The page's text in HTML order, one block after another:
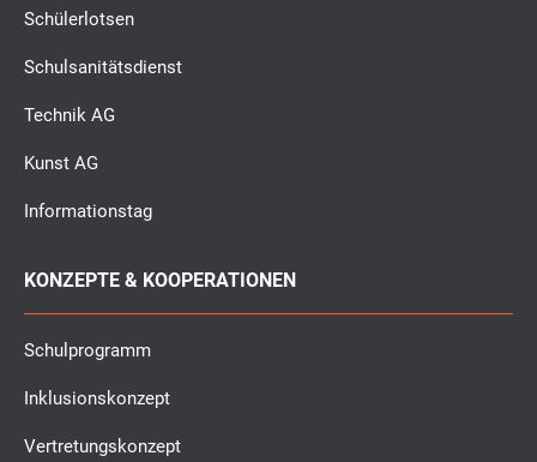
Schülerlotsen
Schulsanitätsdienst
Technik AG
Kunst AG
Informationstag
KONZEPTE & KOOPERATIONEN
Schulprogramm
Inklusionskonzept
Vertretungskonzept